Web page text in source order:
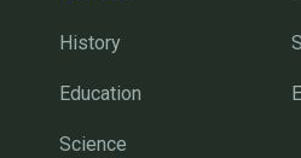
History
Education
Science